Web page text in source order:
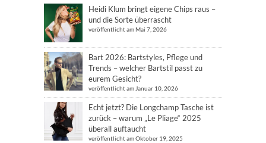
Heidi Klum bringt eigene Chips raus –
und die Sorte überrascht
veröffentlicht am Mai 7, 2026
Bart 2026: Bartstyles, Pflege und
Trends – welcher Bartstil passt zu
eurem Gesicht?
veröffentlicht am Januar 10, 2026
Echt jetzt? Die Longchamp Tasche ist
zurück – warum „Le Pliage“ 2025
überall auftaucht
veröffentlicht am Oktober 19, 2025